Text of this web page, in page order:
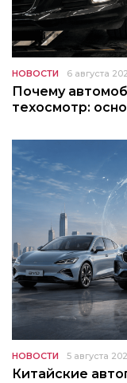
НОВОСТИ 6 августа
Почему
техосмотр:
НОВОСТИ 5 августа
Китайские